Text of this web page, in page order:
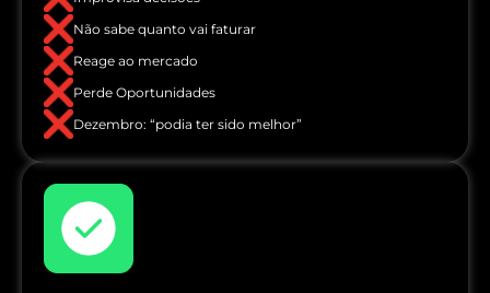
Não sabe quanto vai faturar
Reage ao mercado
Perde Oportunidades
Dezembro: “podia ter sido melhor”